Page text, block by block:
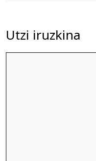
Utzi iruzkina